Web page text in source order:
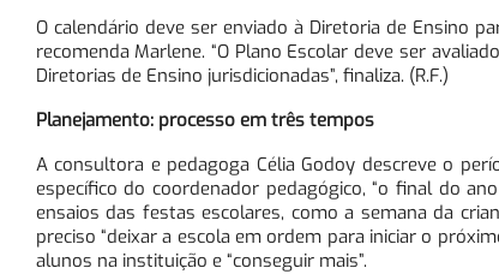
O calendário deve ser enviado à Diretoria de Ensino
recomenda Marlene. “O Plano Escolar deve ser
Diretorias de Ensino jurisdicionadas”, finaliza. (R.F.)
Planejamento: processo em três tempos
A consultora e pedagoga Célia Godoy descreve o
específico do coordenador pedagógico, “o final do
ensaios das festas escolares, como a semana da
preciso “deixar a escola em ordem para iniciar o
alunos na instituição e “conseguir mais”.